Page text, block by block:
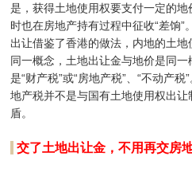
是，获得土地使用权要支付一定的地
时也在房地产持有过程中征收“差饷
出让借鉴了香港的做法，内地的土
同一概念，土地出让金与地价是同一
是“财产税”或“房地产税”、“不动产
地产税并不是与国有土地使用权出
盾。
交了土地出让金，不用再交房